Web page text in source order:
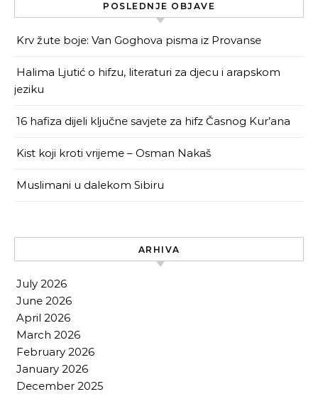
POSLEDNJE OBJAVE
Krv žute boje: Van Goghova pisma iz Provanse
Halima Ljutić o hifzu, literaturi za djecu i arapskom
jeziku
16 hafiza dijeli ključne savjete za hifz Časnog Kur’ana
Kist koji kroti vrijeme – Osman Nakaš
Muslimani u dalekom Sibiru
ARHIVA
July 2026
June 2026
April 2026
March 2026
February 2026
January 2026
December 2025